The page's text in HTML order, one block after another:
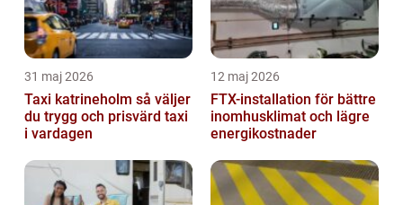
31 maj 2026
Taxi katrineholm så väljer
du trygg och prisvärd taxi
i vardagen
12 maj 2026
FTX-installation för bättre
inomhusklimat och lägre
energikostnader